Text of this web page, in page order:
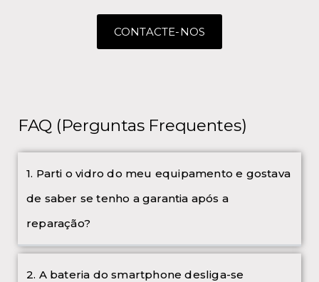
CONTACTE-NOS
FAQ (Perguntas Frequentes)
1. Parti o vidro do meu equipamento e gostava
de saber se tenho a garantia após a
reparação?
2. A bateria do smartphone desliga-se